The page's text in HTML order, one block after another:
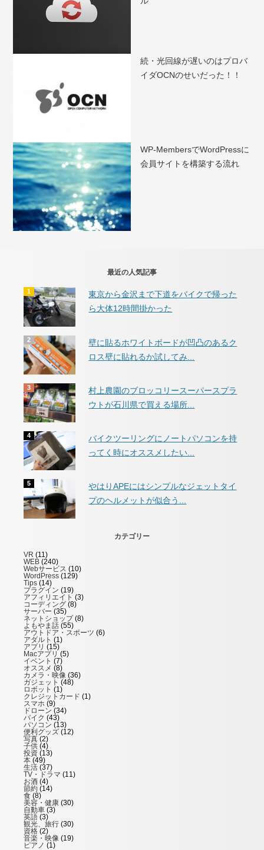
続・光回線が遅いのはプロバ
イダOCNのせいだった！！
WP-MembersでWordPressに
会員サイトを構築する流れ
最近の人気記事
東京から金沢まで下道をバイクで帰った
ら大体12時間掛かった
壁に貼るホワイトボードが凹凸のあるク
ロス壁に貼れるか試してみ...
村上農園のブロッコリースーパースプラ
ウトが石川県で買える場所...
バイクツーリングにノートパソコンを持
ってく時にオススメしたい...
やはりAPEにはシンプルなジェットタイ
プのヘルメットが似合う...
カテゴリー
VR (11)
WEB (240)
Webサービス (10)
WordPress (129)
Tips (14)
プラグイン (19)
アフィリエイト (3)
コーディング (8)
サーバー (35)
ネットショップ(8)
よもやま話 (55)
アウトドア・スポーツ (6)
アダルト (1)
アプリ (15)
Macアプリ (5)
イベント (7)
オススメ (8)
カメラ・映像 (36)
ガジェット (48)
ロボット (1)
クレジットカード (1)
スマホ (9)
ドローン (34)
バイク (43)
パソコン (13)
便利グッズ (12)
写真 (2)
子供 (4)
投資 (13)
本 (49)
生活 (37)
TV・ドラマ (11)
お酒 (4)
節約 (14)
食 (8)
美容・健康 (30)
自動車 (3)
英語 (3)
観光、旅行 (30)
資格 (2)
音楽・映像 (19)
ピアノ (1)